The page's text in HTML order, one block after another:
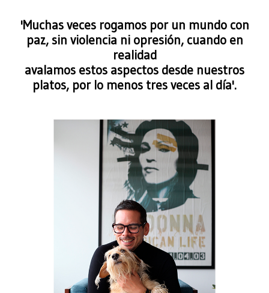
'Muchas veces rogamos por un mundo con
paz, sin violencia ni opresión, cuando en
realidad
avalamos estos aspectos desde nuestros
platos, por lo menos tres veces al día'.